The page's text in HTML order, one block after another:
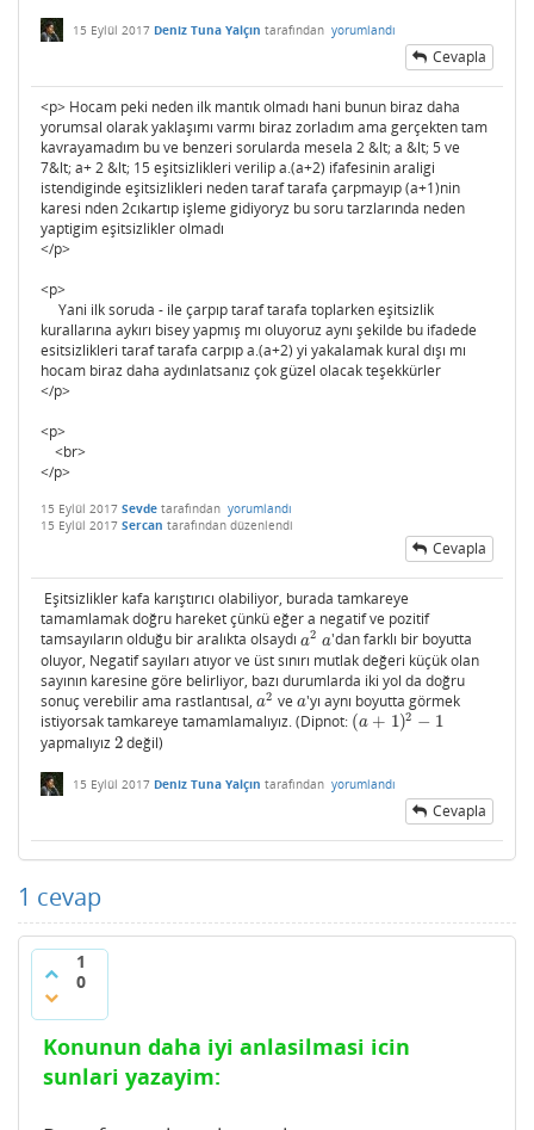
15 Eylül 2017 Deniz Tuna Yalçın tarafından yorumlandı
Cevapla
<p> Hocam peki neden ilk mantık olmadı hani bunun biraz daha
yorumsal olarak yaklaşımı varmı biraz zorladım ama gerçekten tam
kavrayamadım bu ve benzeri sorularda mesela 2 &lt; a &lt; 5 ve
7&lt; a+ 2 &lt; 15 eşitsizlikleri verilip a.(a+2) ifafesinin araligi
istendiginde eşitsizlikleri neden taraf tarafa çarpmayıp (a+1)nin
karesi nden 2cıkartıp işleme gidiyoryz bu soru tarzlarında neden
yaptigim eşitsizlikler olmadı
</p>
<p>
Yani ilk soruda - ile çarpıp taraf tarafa toplarken eşitsizlik
kurallarına aykırı bisey yapmış mı oluyoruz aynı şekilde bu ifadede
esitsizlikleri taraf tarafa carpıp a.(a+2) yi yakalamak kural dışı mı
hocam biraz daha aydınlatsanız çok güzel olacak teşekkürler
</p>
<p>
<br>
</p>
15 Eylül 2017 Sevde tarafından yorumlandı
15 Eylül 2017 Sercan tarafından düzenlendi
Cevapla
Eşitsizlikler kafa karıştırıcı olabiliyor, burada tamkareye
tamamlamak doğru hareket çünkü eğer a negatif ve pozitif
tamsayıların olduğu bir aralıkta olsaydı a2
a2 a
a'dan farklı bir boyutta
oluyor, Negatif sayıları atıyor ve üst sınırı mutlak değeri küçük olan
sayının karesine göre belirliyor, bazı durumlarda iki yol da doğru
sonuç verebilir ama rastlantısal, a2
a2 ve a
a'yı aynı boyutta görmek
istiyorsak tamkareye tamamlamalıyız. (Dipnot: (a + 1)2 − 1
(a+ 1) 2−1
yapmalıyız2
2değil)
15 Eylül 2017 Deniz Tuna Yalçın tarafından yorumlandı
Cevapla
1 cevap
1
0
Konunun daha iyi anlasilmasi icin
sunlari yazayim: